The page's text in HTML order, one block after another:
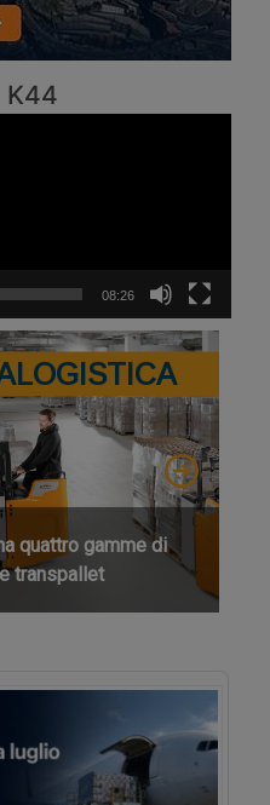
K44
08:26
quattro gamme di
transpallet